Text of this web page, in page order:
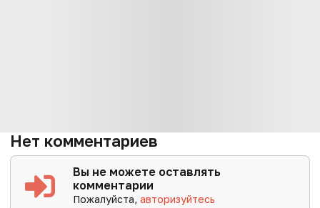
Нет комментариев
Вы не можете оставлять
комментарии
Пожалуйста,авторизуйтесь